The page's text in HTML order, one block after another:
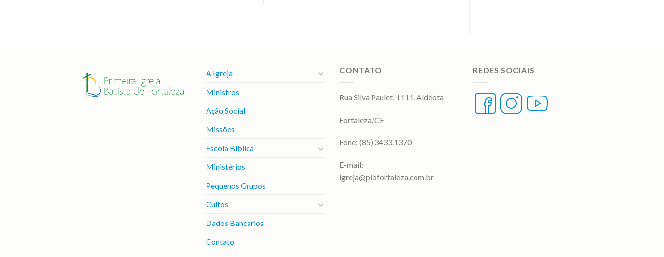
A Igreja
Ministros
Ação Social
Missões
Escola Bíblica
Ministérios
Pequenos Grupos
Cultos
Dados Bancários
Contato
CONTATO
Rua Silva Paulet, 1111, Aldeota
Fortaleza/CE
Fone: (85) 3433.1370
E-mail:
igreja@pibfortaleza.com.br
REDES SOCIAIS